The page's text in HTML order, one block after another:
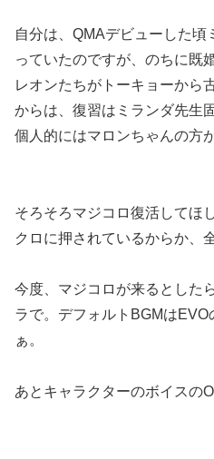
自分は、QMAデビューした頃
っていたのですが、のちに既
レオンたちがトーキョーから
からは、復習はミランダ先生
個人的にはマロンちゃんの方
そろそろマジコロ復活してほ
クロに押されているからか、
今度、マジコロが来るとした
ラで。デフォルトBGMは
ぁ。
あとキャラクターのボイスの